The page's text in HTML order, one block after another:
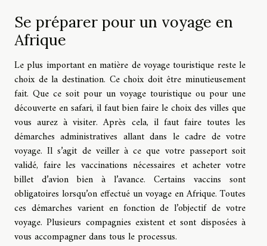
Se préparer pour un voyage en
Afrique
Le plus important en matière de voyage touristique reste le
choix de la destination. Ce choix doit être minutieusement
fait. Que ce soit pour un voyage touristique ou pour une
découverte en safari, il faut bien faire le choix des villes que
vous aurez à visiter. Après cela, il faut faire toutes les
démarches administratives allant dans le cadre de votre
voyage. Il s’agit de veiller à ce que votre passeport soit
validé, faire les vaccinations nécessaires et acheter votre
billet d’avion bien à l’avance. Certains vaccins sont
obligatoires lorsqu’on effectué un voyage en Afrique. Toutes
ces démarches varient en fonction de l’objectif de votre
voyage. Plusieurs compagnies existent et sont disposées à
vous accompagner dans tous le processus.